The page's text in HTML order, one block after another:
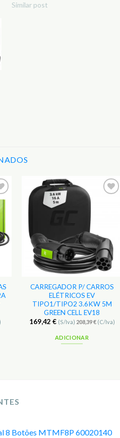
Similar post
CARREGADOR P/ CARROS
ELÉTRICOS EV
TIPO1/TIPO2 3.6KW 5M
GREEN CELL EV18
169,42 € (S/Iva) 208,39€(C/Iva)
ADICIONAR
8 Botões MTMF8P 60020140